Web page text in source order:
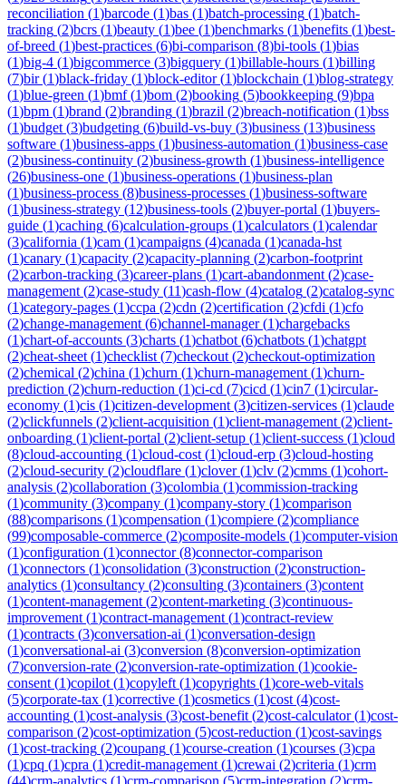
reconciliation (1)barcode (1)bas (1)batch-processing (1)batch-
tracking (2)bcrs (1)beauty (1)bee (1)benchmarks (1)benefits (1)best-
of-breed (1)best-practices (6)bi-comparison (8)bi-tools (1)bias
(1)big-4 (1)bigcommerce (3)bigquery (1)billable-hours (1)billing
(7)bir(1)black-friday (1)block-editor(1)blockchain (1)blog-strategy
(1)blue-green (1)bmf(1)bom (2)booking (5)bookkeeping (9)bpa
(1)bpm (1)brand (2)branding (1)brazil (2)breach-notification (1)bss
(1)budget (3)budgeting (6)build-vs-buy (3)business (13)business
software (1)business-apps (1)business-automation (1)business-case
(2)business-continuity (2)business-growth (1)business-intelligence
(26)business-one (1)business-operations (1)business-plan
(1)business-process (8)business-processes (1)business-software
(1)business-strategy (12)business-tools (2)buyer-portal (1)buyers-
guide (1)caching (6)calculation-groups (1)calculators (1)calendar
(3)california (1)cam (1)campaigns (4)canada (1)canada-hst
(1)canary (1)capacity (2)capacity-planning (2)carbon-footprint
(2)carbon-tracking (3)career-plans (1)cart-abandonment (2)case-
management (2)case-study (11)cash-flow (4)catalog (2)catalog-sync
(1)category-pages (1)ccpa (2)cdn (2)certification (2)cfdi (1)cfo
(2)change-management (6)channel-manager(1)chargebacks
(1)chart-of-accounts (3)charts (1)chatbot (6)chatbots (1)chatgpt
(2)cheat-sheet (1)checklist (7)checkout (2)checkout-optimization
(2)chemical (2)china (1)churn (1)churn-management (1)churn-
prediction (2)churn-reduction (1)ci-cd (7)cicd (1)cin7 (1)circular-
economy (1)cis (1)citizen-development (3)citizen-services (1)claude
(2)clickfunnels (2)client-acquisition (1)client-management (2)client-
onboarding (1)client-portal (2)client-setup (1)client-success (1)cloud
(8)cloud-accounting (1)cloud-cost (1)cloud-erp (3)cloud-hosting
(2)cloud-security (2)cloudflare (1)clover(1)clv (2)cmms (1)cohort-
analysis (2)collaboration (3)colombia (1)commission-tracking
(1)community (3)company (1)company-story (1)comparison
(88)comparisons (1)compensation (1)compiere (2)compliance
(99)composable-commerce (2)composite-models (1)computer-vision
(1)configuration (1)connector(8)connector-comparison
(1)connectors (1)consolidation (3)construction (2)construction-
analytics (1)consultancy (2)consulting (3)containers (3)content
(1)content-management (2)content-marketing (3)continuous-
improvement (1)contract-management (1)contract-review
(1)contracts (3)conversation-ai (1)conversation-design
(1)conversational-ai (3)conversion (8)conversion-optimization
(7)conversion-rate (2)conversion-rate-optimization (1)cookie-
consent (1)copilot (1)copyleft (1)copyrights (1)core-web-vitals
(5)corporate-tax (1)corrective (1)cosmetics (1)cost (4)cost-
accounting (1)cost-analysis (3)cost-benefit (2)cost-calculator(1)cost-
comparison (2)cost-optimization (5)cost-reduction (1)cost-savings
(1)cost-tracking (2)coupang (1)course-creation (1)courses (3)cpa
(1)cpq (1)cpra (1)credit-management (1)crewai (2)criteria (1)crm
(44)crm-analytics (1)crm-comparison (5)crm-integration (2)crm-